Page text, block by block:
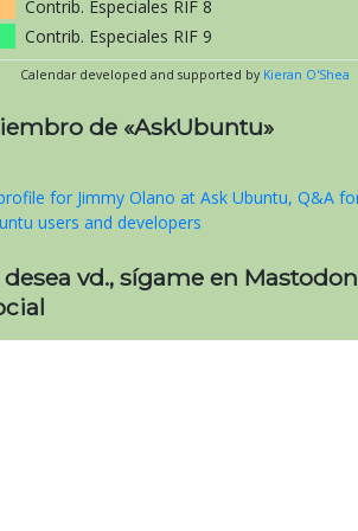
Contrib. Especiales RIF 8
Contrib. Especiales RIF 9
Calendar developed and supported by Kieran O'Shea
de «AskUbuntu»
desea vd., sígame en Mastodon